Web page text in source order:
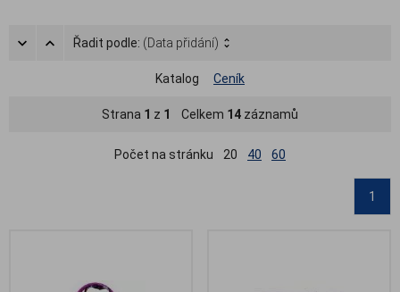
pro ordinace, např. laboratornístropní svítidla
, otoskopy, oftalmoskopy, lupy a také
Řadit podle: (Data přidání)
Katalog Ceník
Strana 1 z 1 Celkem 14 záznamů
Počet na stránku 20 40 60
1